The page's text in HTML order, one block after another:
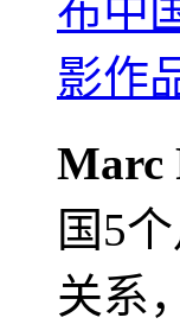
Marc
国5
关系